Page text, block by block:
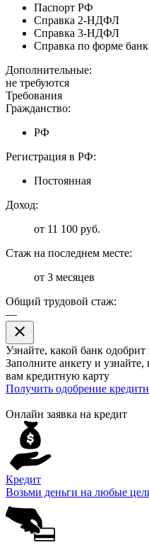
Паспорт РФ
Справка 2-НДФЛ
Справка 3-НДФЛ
Справка по форме
Дополнительные:
не требуются
Требования
Гражданство:
РФ
Регистрация в РФ:
Постоянная
Доход:
от 11 100 руб.
Стаж на последнем месте:
от 3 месяцев
Общий трудовой стаж:
—
close
Узнайте, какой банк одобрит
Заполните анкету и
вам кредитную карту
Получить одобрение
Онлайн заявка на кредит
Кредит
Возьми деньги на любые